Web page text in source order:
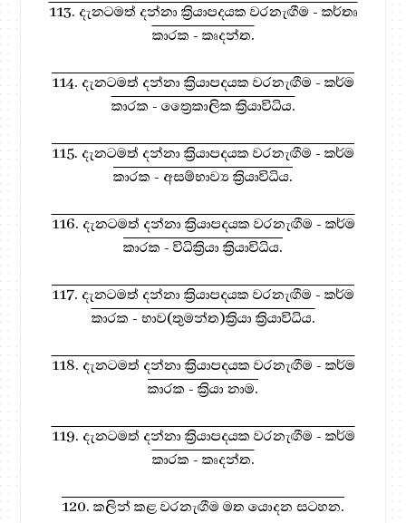
113. දැනටමත් දන්නා ක්‍රියාපදයක වරනැඟීම - කර්තෘ
කාරක - කෘදන්ත.
114. දැනටමත් දන්නා ක්‍රියාපදයක වරනැඟීම - කර්ම
කාරක - ත්‍රෛකාලික ක්‍රියාවිධිය.
115. දැනටමත් දන්නා ක්‍රියාපදයක වරනැඟීම - කර්ම
කාරක - අසම්භාව්‍ය ක්‍රියාවිධිය.
116. දැනටමත් දන්නා ක්‍රියාපදයක වරනැඟීම - කර්ම
කාරක - විධික්‍රියා ක්‍රියාවිධිය.
117. දැනටමත් දන්නා ක්‍රියාපදයක වරනැඟීම - කර්ම
කාරක - භාව(තුමන්ත)ක්‍රියා ක්‍රියාවිධිය.
118. දැනටමත් දන්නා ක්‍රියාපදයක වරනැඟීම - කර්ම
කාරක - ක්‍රියා නාම.
119. දැනටමත් දන්නා ක්‍රියාපදයක වරනැඟීම - කර්ම
කාරක - කෘදන්ත.
120. කලින් කළ වරනැඟීම මත යොදන සටහන.